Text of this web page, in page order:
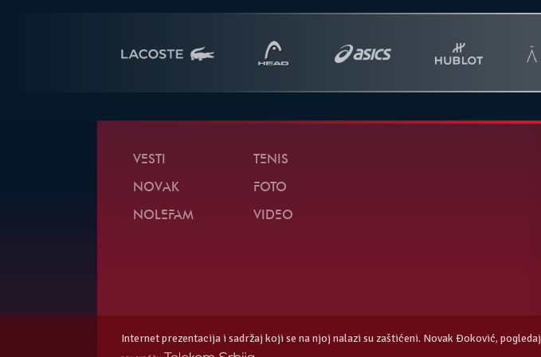
VESTI
NOVAK
NOLEFAM
TENIS
FOTO
VIDEO
Internet prezentacija i sadržaj koji se na njoj nalazi su zaštićeni. Novak Đoković, pogledaj